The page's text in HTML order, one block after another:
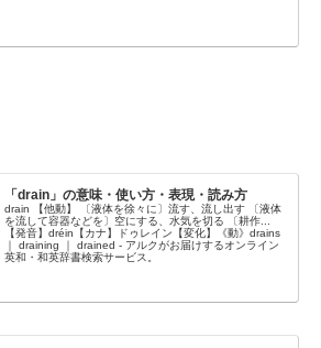
「drain」の意味・使い方・表現・読み方
drain 【他動】 〔液体を徐々に〕流す、流し出す 〔液体
を流して容器などを〕空にする、水気を切る 〔耕作...
【発音】dréin【カナ】ドゥレイン【変化】《動》drains
｜ draining ｜ drained - アルクがお届けするオンライン
英和・和英辞書検索サービス。